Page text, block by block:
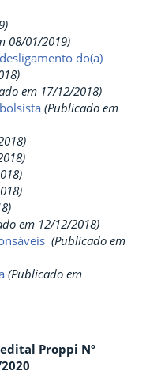
08/01/2019)
do(a)
em 17/12/2018)
(Publicado em
em 12/12/2018)
(Publicado em
(Publicado em
Proppi Nº